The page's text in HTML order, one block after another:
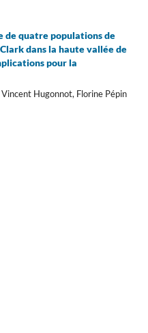
de quatre populations de
dans la haute vallée de
pour la
Hugonnot, Florine Pépin